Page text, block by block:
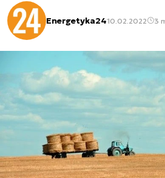
Energetyka2410.02.2022 3